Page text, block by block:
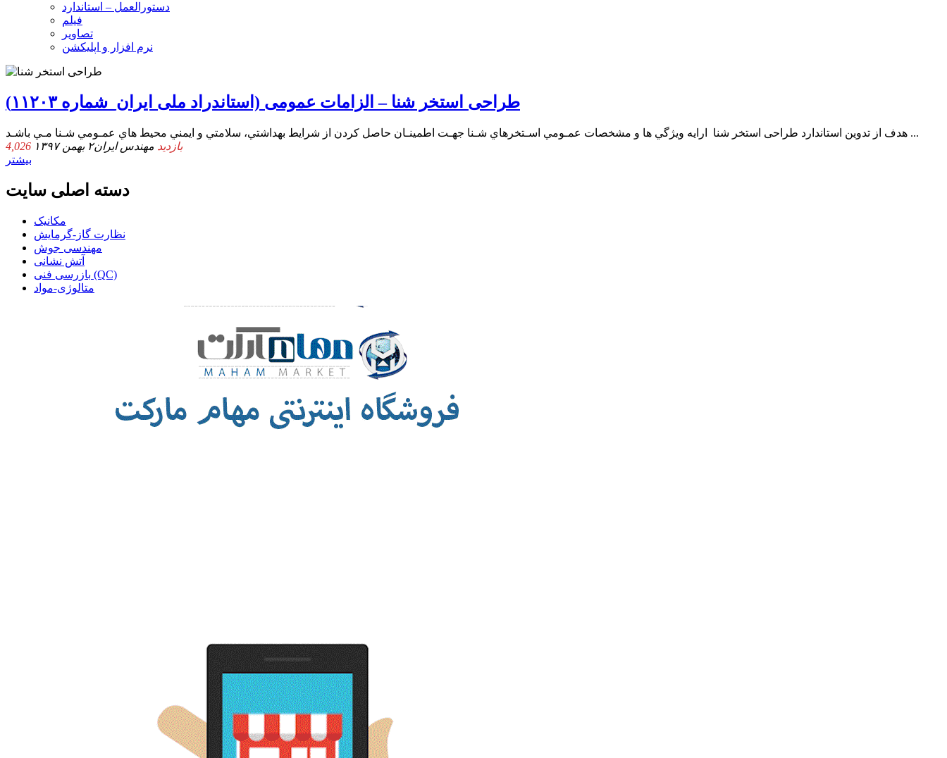
دستورالعمل – استاندارد
فیلم
تصاویر
نرم افزار و اپلیکشن
طراحی استخر شنا – الزامات عمومی (استاندراد ملی ایران_شماره ۱۱۲۰۳)
ﻫﺪف از ﺗﺪوﻳﻦ اﺳﺘﺎﻧﺪارد طراحی استخر شنا اراﻳﻪ وﻳﮋﮔﻲ ﻫﺎ و ﻣﺸﺨﺼﺎت ﻋﻤـﻮﻣﻲ اﺳـﺘﺨﺮﻫﺎي ﺷـﻨﺎ ﺟﻬـﺖ اﻃﻤﻴﻨـﺎن ﺣﺎﺻﻞ ﻛﺮدن از ﺷﺮاﻳﻂ ﺑﻬﺪاﺷﺘﻲ، ﺳﻼﻣﺘﻲ و اﻳﻤﻨﻲ ﻣﺤﻴﻂ ﻫﺎي ﻋﻤـﻮﻣﻲ ﺷـﻨﺎ ﻣـﻲ ﺑﺎﺷـﺪ ...
4,026 بازدید مهندس ایران۲ بهمن ۱۳۹۷
بیشتر
دسته اصلی سایت
مکانیک
نظارت گاز-گرمایش
مهندسی جوش
آتش نشانی
بازرسی فنی (QC)
متالوژی-مواد